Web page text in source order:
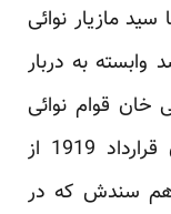
مازیار نوائی
وابسته به دربار
خان قوام نوائی
برادر کوچک قوام شیرازی در جریان قرارداد 1919 از
هم سندش که در